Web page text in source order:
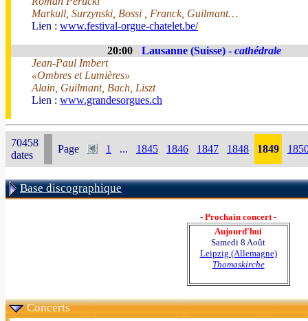
Markull, Surzynski, Bossi , Franck, Guilmant…
Lien : www.festival-orgue-chatelet.be/
20:00 Lausanne (Suisse) - cathédrale
Jean-Paul Imbert
«Ombres et Lumières»
Alain, Guilmant, Bach, Liszt
Lien : www.grandesorgues.ch
70458
dates
Page 1 ... 1845 1846 1847 1848 1849
Base discographique
- Prochain concert -
Aujourd'hui
Samedi 8 Août
Leipzig (Allemagne)
Thomaskirche
Concerts